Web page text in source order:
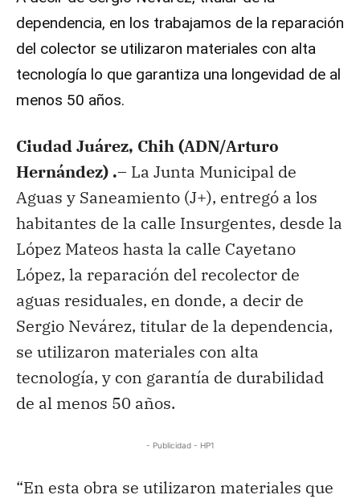
dependencia, en los trabajamos de la reparación
del colector se utilizaron materiales con alta
tecnología lo que garantiza una longevidad de al
menos 50 años.
Ciudad Juárez, Chih (ADN/Arturo
Hernández) .– La Junta Municipal de
Aguas y Saneamiento (J+), entregó a los
habitantes de la calle Insurgentes, desde la
López Mateos hasta la calle Cayetano
López, la reparación del recolector de
aguas residuales, en donde, a decir de
Sergio Nevárez, titular de la dependencia,
se utilizaron materiales con alta
tecnología, y con garantía de durabilidad
de al menos 50 años.
- Publicidad - HP1
“En esta obra se utilizaron materiales que